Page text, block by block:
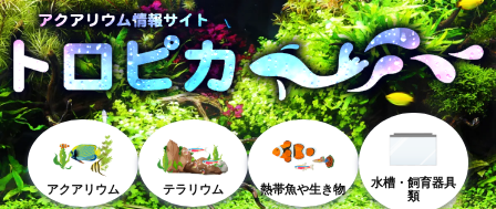
アクアリウム テラリウム 熱帯魚や生き物
水槽・飼育器具
類